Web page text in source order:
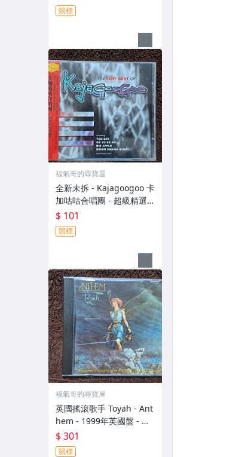
版 - 201元起標 R1976
競標
福氣哥的尋寶屋
全新未拆 - Kajagoogoo 卡
加咕咕合唱團 - 超級精選 -
1996年EMI 版 - 101元起
標 R2059
$ 101
競標
福氣哥的尋寶屋
英國搖滾歌手 Toyah - Ant
hem - 1999年英國盤 - 碟
片近新 - 301元起標 R1708
$ 301
競標